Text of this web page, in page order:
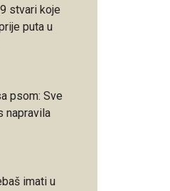
stvari koje
puta u
psom: Sve
napravila
imati u